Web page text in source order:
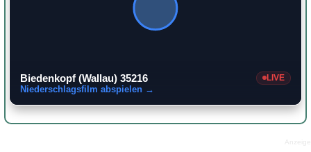
Biedenkopf (Wallau) 35216 LIVE
Niederschlagsfilm abspielen →